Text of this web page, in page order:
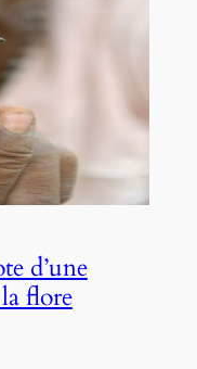
d’une
flore